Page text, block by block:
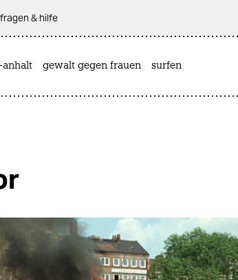
fragen & hilfe
anhalt gewalt gegen frauen surfen